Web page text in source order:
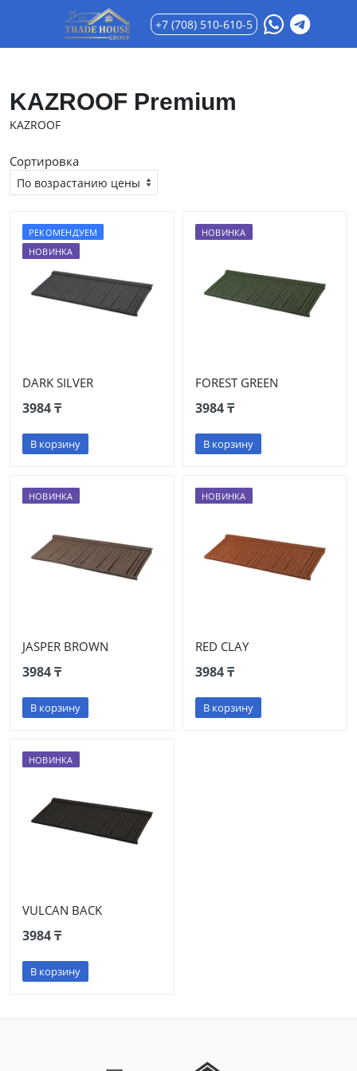
+7 (708) 510-610-5
KAZROOF Premium
KAZROOF
Сортировка
РЕКОМЕНДУЕМ
НОВИНКА
DARK SILVER
3984 ₸
В корзину
НОВИНКА
FOREST GREEN
3984 ₸
В корзину
НОВИНКА
JASPER BROWN
3984 ₸
В корзину
НОВИНКА
RED CLAY
3984 ₸
В корзину
НОВИНКА
VULCAN BACK
3984 ₸
В корзину